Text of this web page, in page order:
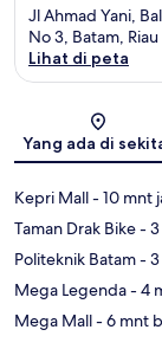
Jl Ahmad Yani,
No 3, Batam,
Lihat di peta
Yang ada di
Kepri Mall- 10 mnt
Taman Drak Bike-
Politeknik Batam-
Mega Legenda- 4
Mega Mall- 6 mnt